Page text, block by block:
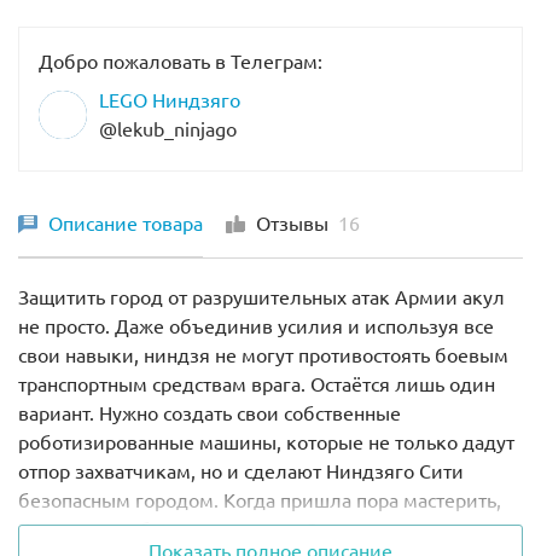
Добро пожаловать в Телеграм:
LEGO Ниндзяго
@lekub_ninjago
Описание товара Отзывы 16
Защитить город от разрушительных атак Армии акул
не просто. Даже объединив усилия и используя все
свои навыки, ниндзя не могут противостоять боевым
транспортным средствам врага. Остаётся лишь один
вариант. Нужно создать свои собственные
роботизированные машины, которые не только дадут
отпор захватчикам, но и сделают Ниндзяго Сити
безопасным городом. Когда пришла пора мастерить,
Коул не колебался ни минуты. Он решил создать
Показать полное описание